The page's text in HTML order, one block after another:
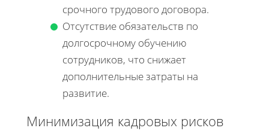
срочного трудового договора.
Отсутствие обязательств по
долгосрочному обучению
сотрудников, что снижает
дополнительные затраты на
развитие.
Минимизация кадровых рисков